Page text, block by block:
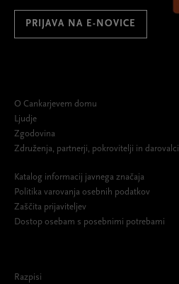
PRIJAVA NA E-NOVICE
O Cankarjevem domu
Ljudje
Zgodovina
Združenja, partnerji, pokrovitelji in darovalci
Katalog informacij javnega značaja
Politika varovanja osebnih podatkov
Zaščita prijaviteljev
Dostop osebam s posebnimi potrebami
Razpisi